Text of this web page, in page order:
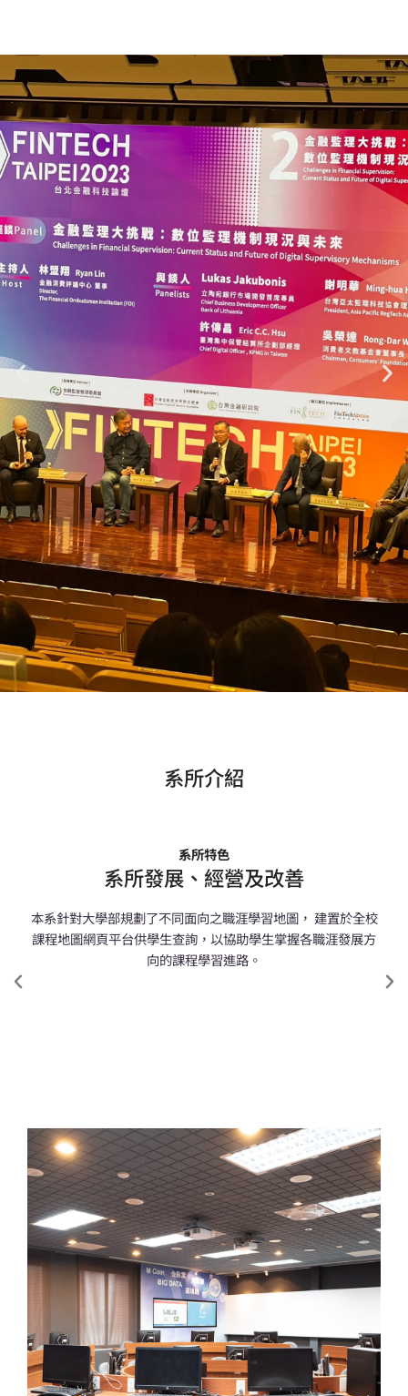
系所發展、經營
依循教育部學程設立之宗旨，係在
整合與透過跨領域支援相互合作共
領域之特性，亦能使不同學系的師
生，教學相長，提升整體學校實
力。本學程遴選符合課程設計、經
審慎挑選具有代表性與專精之學術
系所介紹
系所特色
系所發展、經營及改善
本系針對大學部規劃了不同面向之職涯學習地圖， 建置於全校
課程地圖網頁平台供學生查詢，以協助學生掌握各職涯發展方
向的課程學習進路。